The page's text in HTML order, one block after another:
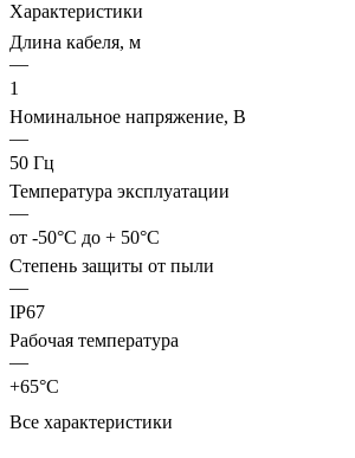
Характеристики
Длина кабеля, м
—
1
Номинальное напряжение, В
—
50 Гц
Температура эксплуатации
—
от -50°C до + 50°C
Степень защиты от пыли
—
IP67
Рабочая температура
—
+65°С
Все характеристики